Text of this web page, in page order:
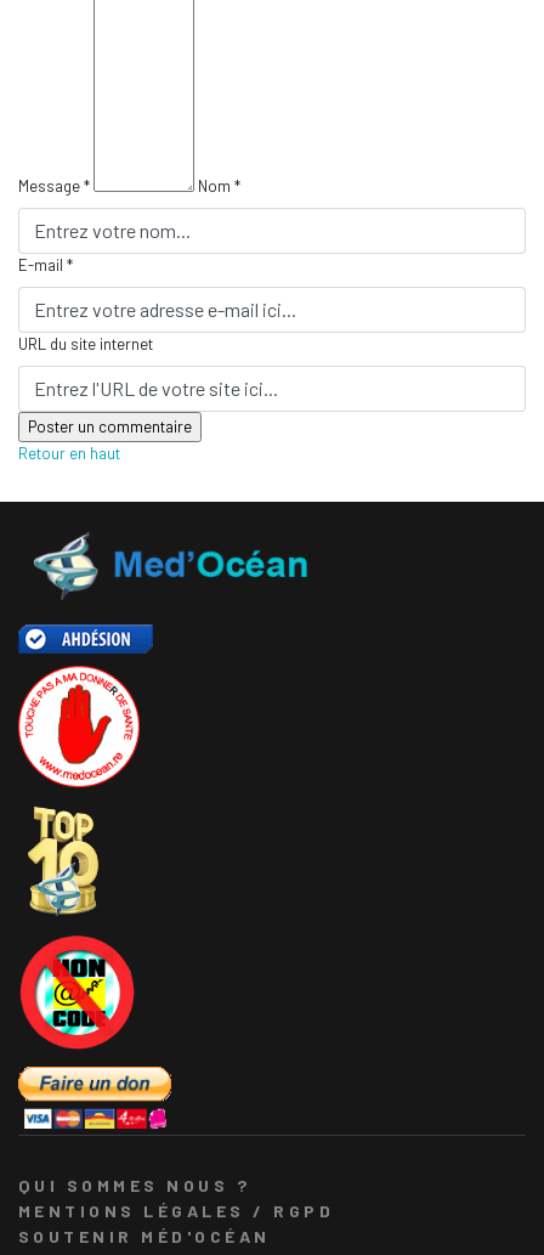
Message * Nom *
E-mail *
URL du site internet
Retour en haut
QUI SOMMES NOUS ?
MENTIONS LÉGALES / RGPD
SOUTENIR MÉD'OCÉAN